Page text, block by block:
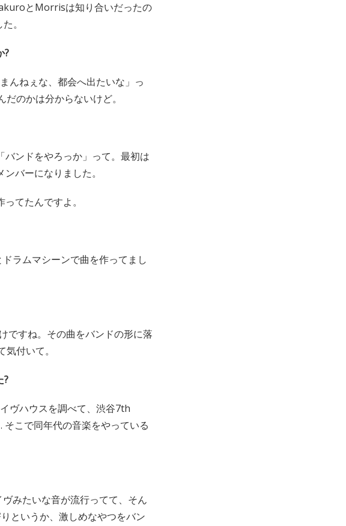
とMorrisは知り合いだったの
。
?
んねぇな、都会へ出たいな」っ
のかは分からないけど。
ンドをやろっか」って。最初は
バーになりました。
てたんですよ。
ラムマシーンで曲を作ってまし
ですね。その曲をバンドの形に落
付いて。
?
ヴハウスを調べて、渋谷7th
こで同年代の音楽をやっている
みたいな音が流行ってて、そん
というか、激しめなやつをバン